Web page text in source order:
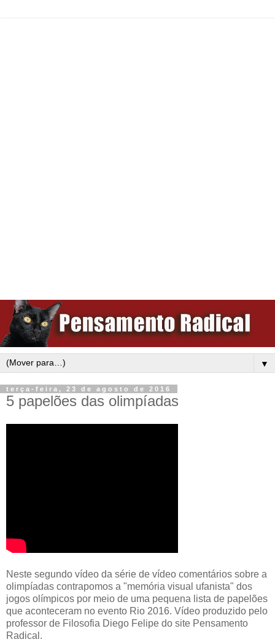
▼
terça-feira, 23 de agosto de 2016
5 papelões das olimpíadas
Neste segundo vídeo da série de vídeo comentários sobre a
olimpíadas contrapomos a "memória visual ufanista" dos
jogos olímpicos por meio de uma pequena lista de papelões
que aconteceram no evento Rio 2016. Vídeo produzido pelo
professor de Filosofia Diego Felipe do site Pensamento
Radical.